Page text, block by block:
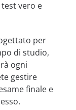
vero e
per
di studio,
ogni
gestire
finale e